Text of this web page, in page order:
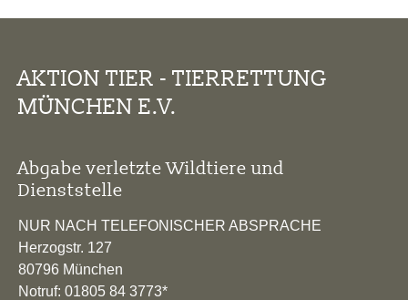
AKTION TIER - TIERRETTUNG
MÜNCHEN E.V.
Abgabe verletzte Wildtiere und
Dienststelle
NUR NACH TELEFONISCHER ABSPRACHE
Herzogstr. 127
80796 München
Notruf: 01805 84 3773*